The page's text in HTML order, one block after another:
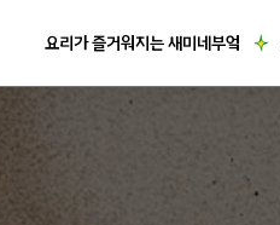
요리가 즐거워지는 새미네부엌